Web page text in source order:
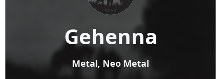
Gehenna
Metal, Neo Metal